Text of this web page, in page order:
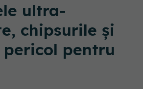
ultra-
chipsurile și
pericol pentru